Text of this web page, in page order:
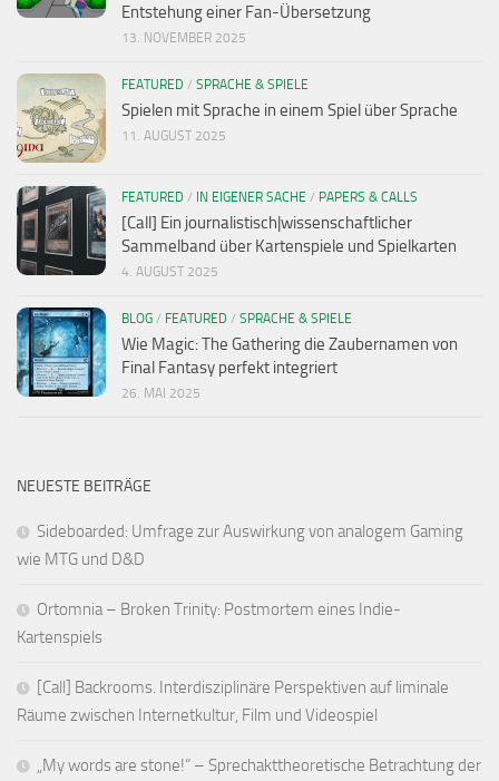
Entstehung einer Fan-Übersetzung
13. NOVEMBER 2025
FEATURED / SPRACHE & SPIELE
Spielen mit Sprache in einem Spiel über Sprache
11. AUGUST 2025
FEATURED / IN EIGENER SACHE / PAPERS & CALLS
[Call] Ein journalistisch|wissenschaftlicher
Sammelband über Kartenspiele und Spielkarten
4. AUGUST 2025
BLOG / FEATURED / SPRACHE & SPIELE
Wie Magic: The Gathering die Zaubernamen von
Final Fantasy perfekt integriert
26. MAI 2025
NEUESTE BEITRÄGE
Sideboarded: Umfrage zur Auswirkung von analogem Gaming
wie MTG und D&D
Ortomnia – Broken Trinity: Postmortem eines Indie-
Kartenspiels
[Call] Backrooms. Interdisziplinäre Perspektiven auf liminale
Räume zwischen Internetkultur, Film und Videospiel
„My words are stone!“ – Sprechakttheoretische Betrachtung der